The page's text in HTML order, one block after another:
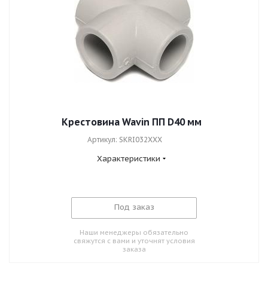
Крестовина Wavin ПП D40 мм
Артикул: SKRI032XXX
Характеристики
Под заказ
Наши менеджеры обязательно
свяжутся с вами и уточнят условия
заказа